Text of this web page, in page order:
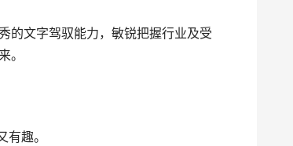
的文字驾驭能力，敏锐把握行业及受
。
趣。